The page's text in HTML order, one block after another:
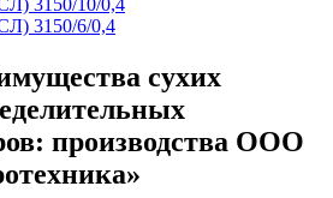
3150/6/0,4
сухих
производства ООО